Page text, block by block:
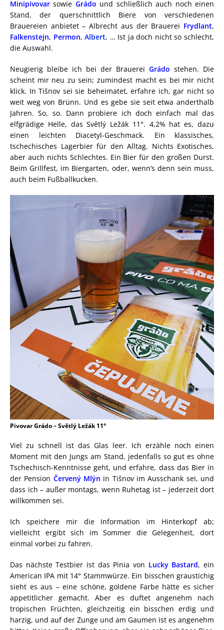
Minipivovar sowie Grádo und schließlich auch noch einen
Stand, der querschnittlich Biere von verschiedenen
Brauereien anbietet – Albrecht aus der Brauerei Frydlant,
Falkenstejn, Permon,Albert, … Ist ja doch nicht so schlecht,
die Auswahl.
Neugierig bleibe ich bei der Brauerei Grádo stehen. Die
scheint mir neu zu sein; zumindest macht es bei mir nicht
klick. In Tišnov sei sie beheimatet, erfahre ich, gar nicht so
weit weg von Brünn. Und es gebe sie seit etwa anderthalb
Jahren. So, so. Dann probiere ich doch einfach mal das
elfgrädige Helle, das Světlý Ležák 11°. 4,2% hat es, dazu
einen leichten Diacetyl-Geschmack. Ein klassisches,
tschechisches Lagerbier für den Alltag. Nichts Exotisches,
aber auch nichts Schlechtes. Ein Bier für den großen Durst.
Beim Grillfest, im Biergarten, oder, wenn’s denn sein muss,
auch beim Fußballkucken.
Pivovar Grádo – Světlý Ležák 11°
Viel zu schnell ist das Glas leer. Ich erzähle noch einen
Moment mit den Jungs am Stand, jedenfalls so gut es ohne
Tschechisch-Kenntnisse geht, und erfahre, dass das Bier in
der Pension Červený Mlýn in Tišnov im Ausschank sei, und
dass ich – außer montags, wenn Ruhetag ist – jederzeit dort
willkommen sei.
Ich speichere mir die Information im Hinterkopf ab;
vielleicht ergibt sich im Sommer die Gelegenheit, dort
einmal vorbei zu fahren.
Das nächste Testbier ist das Pinia von Lucky Bastard, ein
American IPA mit 14° Stammwürze. Ein bisschen graustichig
sieht es aus – eine schöne, goldene Farbe hätte es sicher
appetitlicher gemacht. Aber es duftet angenehm nach
tropischen Früchten, gleichzeitig ein bisschen erdig und
harzig, und auf der Zunge und am Gaumen ist es angenehm